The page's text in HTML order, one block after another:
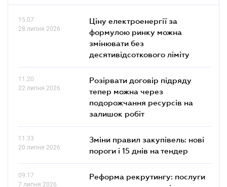
15.07
28 липня 2026
Ціну електроенергії за
формулою ринку можна
змінювати без
десятивідсоткового ліміту
11.20
22 липня 2026
Розірвати договір підряду
тепер можна через
подорожчання ресурсів на
залишок робіт
11.33
20 липня 2026
Зміни правил закупівель: нові
пороги і 15 днів на тендер
09.17
7 липня 2026
Реформа рекрутингу: послуги